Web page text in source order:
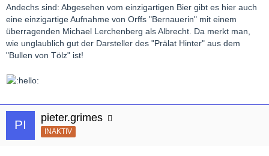
Andechs sind: Abgesehen vom einzigartigen Bier gibt es hier auch
eine einzigartige Aufnahme von Orffs "Bernauerin" mit einem
überragenden Michael Lerchenberg als Albrecht. Da merkt man,
wie unglaublich gut der Darsteller des "Prälat Hinter" aus dem
"Bullen von Tölz" ist!
pieter.grimes
INAKTIV